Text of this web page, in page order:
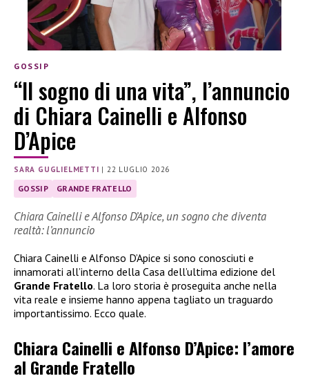
GOSSIP
“Il sogno di una vita”, l’annuncio
di Chiara Cainelli e Alfonso
D’Apice
SARA GUGLIELMETTI |22 LUGLIO 2026
GOSSIP GRANDE FRATELLO
Chiara Cainelli e Alfonso D’Apice, un sogno che diventa
realtà: l’annuncio
Chiara Cainelli e Alfonso D’Apice si sono conosciuti e
innamorati all’interno della Casa dell’ultima edizione del
Grande Fratello. La loro storia è proseguita anche nella
vita reale e insieme hanno appena tagliato un traguardo
importantissimo. Ecco quale.
Chiara Cainelli e Alfonso D’Apice: l’amore
al Grande Fratello